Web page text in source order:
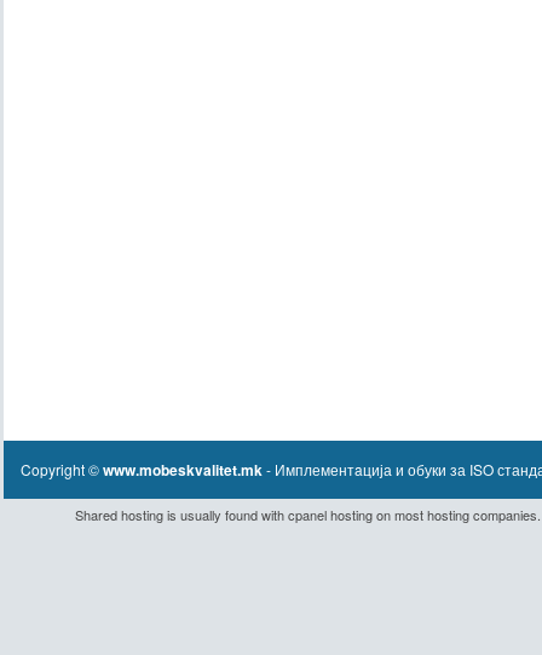
Copyright ©www.mobeskvalitet.mk- Имплементaција и обуки за ISO
Shared hostingis usually found withcpanel hostingon most hosting